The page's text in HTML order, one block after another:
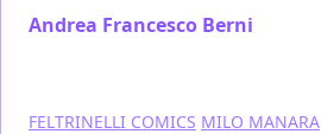
Andrea Francesco Berni
FELTRINELLI COMICS MILO MANARA